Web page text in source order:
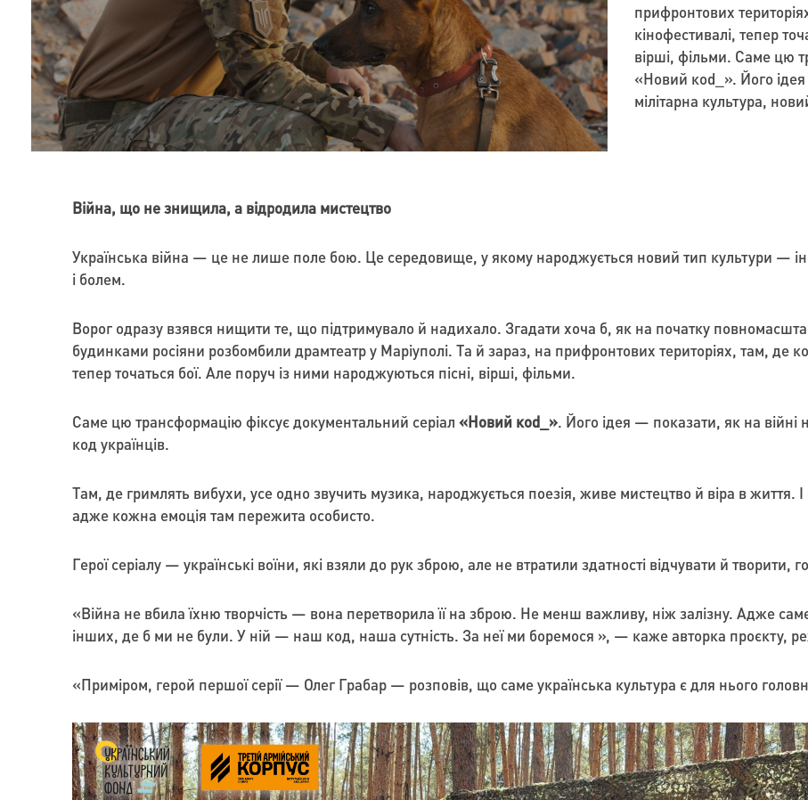
прифронтових
кінофестивалі, тепер
вірші, фільми. Саме цю
«Новий коd_». Його
мілітарна культура,
Війна, що не знищила, а відродила мистецтво
Українська війна — це не лише поле бою. Це середовище, у якому народжується новий тип культури —
і болем.
Ворог одразу взявся нищити те, що підтримувало й надихало. Згадати хоча б, як на початку
будинками росіяни розбомбили драмтеатр у Маріуполі. Та й зараз, на прифронтових територіях, там, де
тепер точаться бої. Але поруч із ними народжуються пісні, вірші, фільми.
Саме цю трансформацію фіксує документальний серіал «Новий коd_». Його ідея — показати, як на війні
код українців.
Там, де гримлять вибухи, усе одно звучить музика, народжується поезія, живе мистецтво й віра в життя.
адже кожна емоція там пережита особисто.
Герої серіалу — українські воїни, які взяли до рук зброю, але не втратили здатності відчувати й творити,
«Війна не вбила їхню творчість — вона перетворила її на зброю. Не менш важливу, ніж залізну. Адже
інших, де б ми не були. У ній — наш код, наша сутність. За неї ми боремося », — каже авторка проєкту,
«Приміром, герой першої серії — Олег Грабар — розповів, що саме українська культура є для нього